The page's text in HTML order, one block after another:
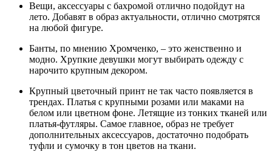
Вещи, аксессуары с бахромой отлично подойдут на
лето. Добавят в образ актуальности, отлично смотрятся
на любой фигуре.
Банты, по мнению Хромченко, – это женственно и
модно. Хрупкие девушки могут выбирать одежду с
нарочито крупным декором.
Крупный цветочный принт не так часто появляется в
трендах. Платья с крупными розами или маками на
белом или цветном фоне. Летящие из тонких тканей или
платья-футляры. Самое главное, образ не требует
дополнительных аксессуаров, достаточно подобрать
туфли и сумочку в тон цветов на ткани.